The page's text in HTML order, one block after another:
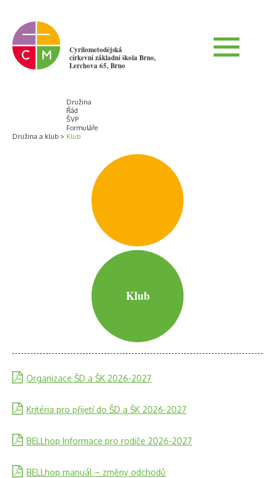
Cyrilometodějská
církevní základní škola Brno,
Lerchova 65, Brno
Družina a klub
Družina
Řád
ŠVP
Formuláře
Klub
Klub
Organizace ŠD a ŠK 2026-2027
Kritéria pro přijetí do ŠD a ŠK 2026-2027
BELLhop Informace pro rodiče 2026-2027
BELLhop manuál – změny odchodů